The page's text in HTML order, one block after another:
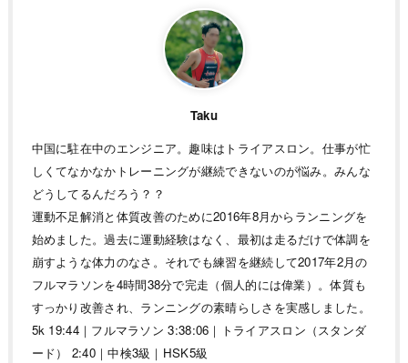
Taku
中国に駐在中のエンジニア。趣味はトライアスロン。仕事が忙
しくてなかなかトレーニングが継続できないのが悩み。みんな
どうしてるんだろう？？
運動不足解消と体質改善のために2016年8月からランニングを
始めました。過去に運動経験はなく、最初は走るだけで体調を
崩すような体力のなさ。それでも練習を継続して2017年2月の
フルマラソンを4時間38分で完走（個人的には偉業）。体質も
すっかり改善され、ランニングの素晴らしさを実感しました。
5k 19:44｜フルマラソン 3:38:06｜トライアスロン（スタンダ
ード） 2:40｜中検3級｜HSK5級